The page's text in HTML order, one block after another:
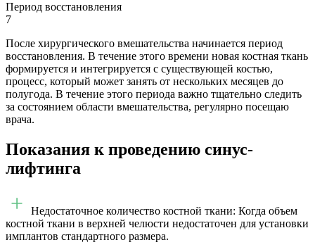
Период восстановления
7
После хирургического вмешательства начинается период
восстановления. В течение этого времени новая костная ткань
формируется и интегрируется с существующей костью,
процесс, который может занять от нескольких месяцев до
полугода. В течение этого периода важно тщательно следить
за состоянием области вмешательства, регулярно посещаю
врача.
Показания к проведению синус-
лифтинга
Недостаточное количество костной ткани: Когда объем
костной ткани в верхней челюсти недостаточен для установки
имплантов стандартного размера.